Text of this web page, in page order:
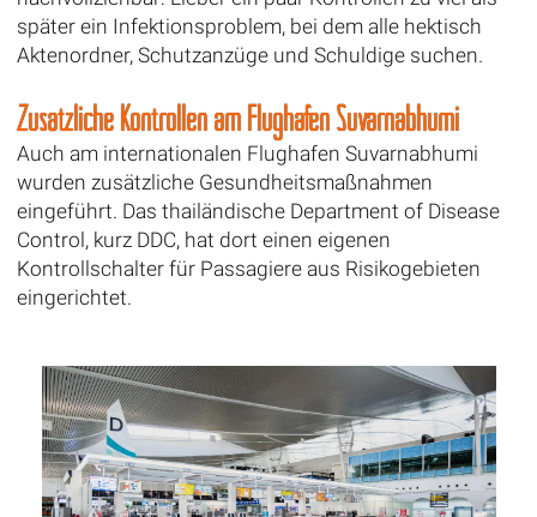
später ein Infektionsproblem, bei dem alle hektisch
Aktenordner, Schutzanzüge und Schuldige suchen.
Zusätzliche Kontrollen am Flughafen Suvarnabhumi
Auch am internationalen Flughafen Suvarnabhumi
wurden zusätzliche Gesundheitsmaßnahmen
eingeführt. Das thailändische Department of Disease
Control, kurz DDC, hat dort einen eigenen
Kontrollschalter für Passagiere aus Risikogebieten
eingerichtet.